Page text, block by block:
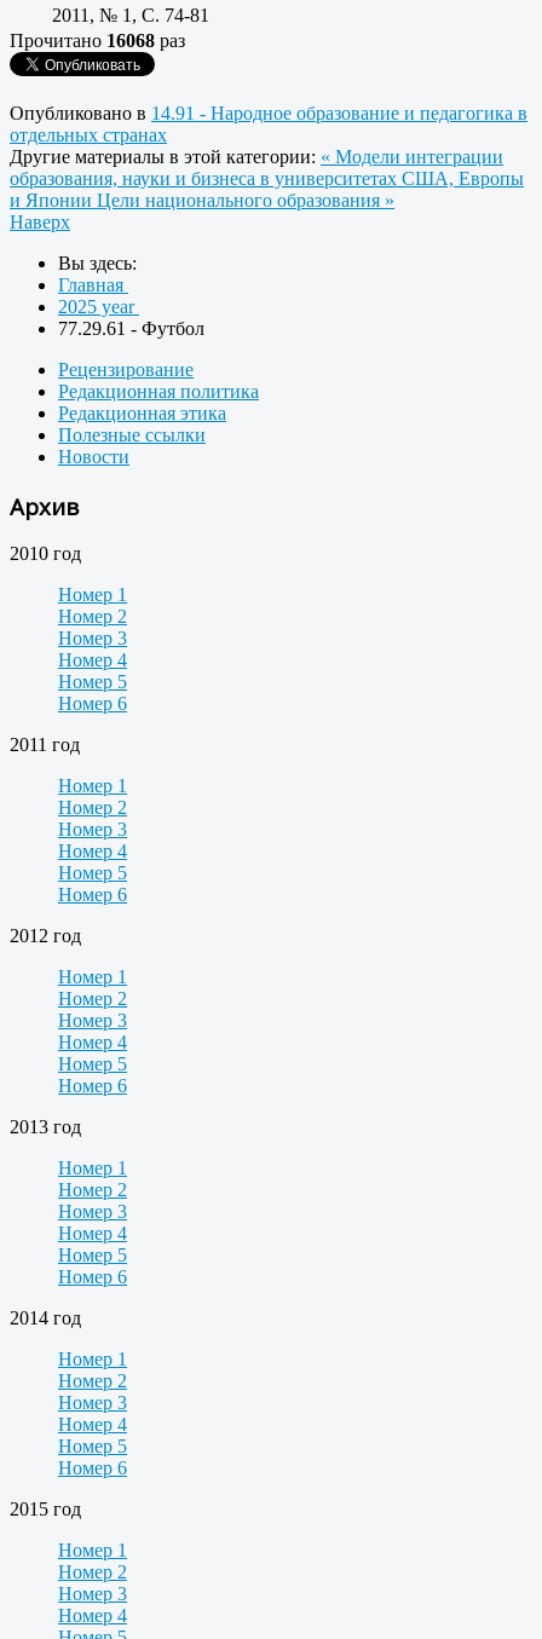
2011, № 1, C. 74-81
Прочитано 16068 раз
Опубликовано в 14.91 - Народное образование и педагогика в
отдельных странах
Другие материалы в этой категории: « Модели интеграции
образования, науки и бизнеса в университетах США, Европы
и Японии Цели национального образования »
Наверх
Вы здесь:
Главная
2025 year
77.29.61 - Футбол
Рецензирование
Редакционная политика
Редакционная этика
Полезные ссылки
Новости
Архив
2010 год
Номер 1
Номер 2
Номер 3
Номер 4
Номер 5
Номер 6
2011 год
Номер 1
Номер 2
Номер 3
Номер 4
Номер 5
Номер 6
2012 год
Номер 1
Номер 2
Номер 3
Номер 4
Номер 5
Номер 6
2013 год
Номер 1
Номер 2
Номер 3
Номер 4
Номер 5
Номер 6
2014 год
Номер 1
Номер 2
Номер 3
Номер 4
Номер 5
Номер 6
2015 год
Номер 1
Номер 2
Номер 3
Номер 4